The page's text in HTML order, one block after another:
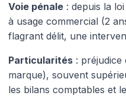
Voie pénale : depuis la
à usage commercial (2
flagrant délit, une
Particularités :
marque), souvent
les bilans comptables et